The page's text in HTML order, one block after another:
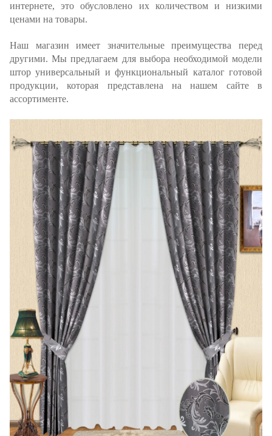
интернете, это обусловлено их количеством и низкими
ценами на товары.
Наш магазин имеет значительные преимущества перед
другими. Мы предлагаем для выбора необходимой модели
штор универсальный и функциональный каталог готовой
продукции, которая представлена на нашем сайте в
ассортименте.